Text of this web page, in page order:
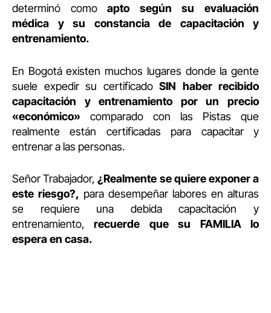
determinó comoapto según su evaluación
médica y su constancia de capacitación y
entrenamiento.
En Bogotá existen muchos lugares donde la gente
suele expedir su certificado SIN haber recibido
capacitación y entrenamiento por un precio
«económico» comparado con las Pistas que
realmente están certificadas para capacitar y
entrenar a las personas.
Señor Trabajador,¿Realmente se quiere exponer a
este riesgo?, para desempeñar labores en alturas
se requiere una debida capacitación y
entrenamiento, recuerde que su FAMILIA lo
espera en casa.